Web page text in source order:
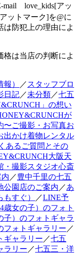
mail love_kids[アッ
ットマーク]を@に
防犯上の理由によ
格は当店の判断によ
） ／ スタッフブロ
日記／未分類／七五
」の想い
が
〜ご撮影・お写真お
出かけ着物レンタル
あるご質問とその
大阪天
・撮影スタジオ心斎
／豊中千里の七五
公園店のご案内 ／あ
すぐ）
／LINE予
歳女の子）のフォト
子）のフォトギャラ
フォトギャラリー ／
ギャラリー ／七五
ラリー ／七五三・洋